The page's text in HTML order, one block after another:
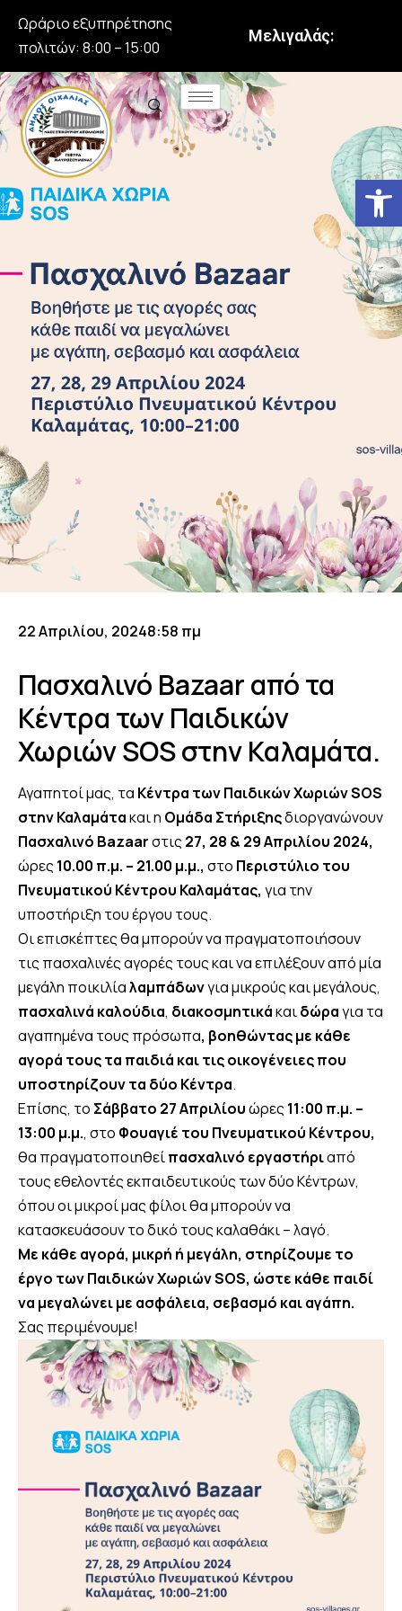
Ωράριο εξυπηρέτησης
πολιτών: 8:00 – 15:00
Μελιγαλάς:
22 Απριλίου, 20248:58 πμ
Πασχαλινό Bazaar από τα
Κέντρα των Παιδικών
Χωριών SOS στην Καλαμάτα.
Αγαπητοί μας, τα Κέντρα των Παιδικών Χωριών SOS
στην Καλαμάτακαι η Ομάδα Στήριξηςδιοργανώνουν
Πασχαλινό Bazaarστις 27, 28 & 29 Απριλίου 2024,
ώρες 10.00 π.μ. – 21.00 μ.μ., στο Περιστύλιο του
Πνευματικού Κέντρου Καλαμάτας, για την
υποστήριξη του έργου τους.
Οι επισκέπτες θα μπορούν να πραγματοποιήσουν
τις πασχαλινές αγορές τους και να επιλέξουν από μία
μεγάλη ποικιλίαλαμπάδωνγια μικρούς και μεγάλους,
πασχαλινά καλούδια, διακοσμητικάκαιδώραγια τα
αγαπημένα τους πρόσωπα, βοηθώντας με κάθε
αγορά τους τα παιδιά και τις οικογένειες που
υποστηρίζουν τα δύο Κέντρα.
Επίσης, το Σάββατο 27 Απριλίουώρες 11:00 π.μ. –
13:00 μ.μ., στο Φουαγιέ του Πνευματικού Κέντρου,
θα πραγματοποιηθείπασχαλινό εργαστήριαπό
τους εθελοντές εκπαιδευτικούς των δύο Κέντρων,
όπου οι μικροί μας φίλοι θα μπορούν να
κατασκευάσουν το δικό τους καλαθάκι – λαγό.
Με κάθε αγορά, μικρή ή μεγάλη, στηρίζουμε το
έργο των Παιδικών Χωριών SOS, ώστε κάθε παιδί
να μεγαλώνει με ασφάλεια, σεβασμό και αγάπη.
Σας περιμένουμε!